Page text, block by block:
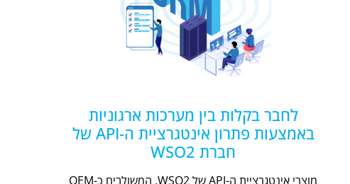
לחבר בקלות בין מערכות ארגוניות
באמצעות פתרון אינטגרציית ה-API של
חברת WSO2
מוצרי אינטגרציית ה-API של WSO2, המשולבים כ-OEM